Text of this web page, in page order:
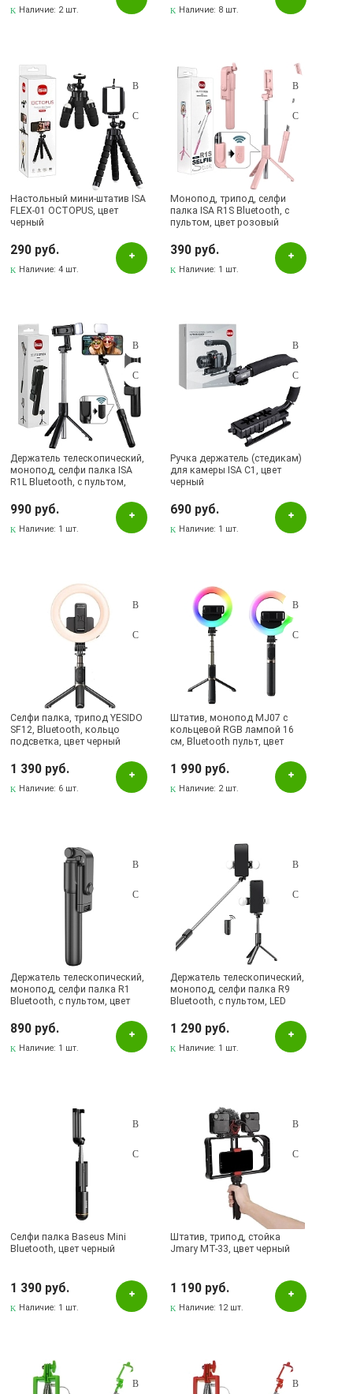
Бугульма, ул.Тукая, 70
Лениногорск, ул.Кутузова, 9А, (БРИЗ)
Октябрьский, пр-кт Ленина, 59/1 (ВЕРБА)
СКЛАД Бугульма, ул.Гафиатуллина, 45
Наличие: 2 шт. Наличие: 8 шт.
Настольный мини-штатив ISA
FLEX-01 OCTOPUS, цвет
черный
290 руб.
Наличие:4 шт.
Монопод, трипод, селфи
палка ISA R1S Bluetooth, с
пультом, цвет розовый
390 руб.
Наличие: 1 шт.
Держатель телескопический,
монопод, селфи палка ISA
R1L Bluetooth, с пультом,
990 руб.
Наличие: 1 шт.
Ручка держатель (стедикам)
для камеры ISA C1, цвет
черный
690 руб.
Наличие: 1 шт.
Селфи палка, трипод YESIDO
SF12, Bluetooth, кольцо
подсветка, цвет черный
1 390 руб.
Наличие: 6 шт.
Штатив, монопод MJ07 с
кольцевой RGB лампой 16
см, Bluetooth пульт, цвет
1 990 руб.
Наличие: 2 шт.
Держатель телескопический,
монопод, селфи палка R1
Bluetooth, с пультом, цвет
890 руб.
Наличие: 1 шт.
Держатель телескопический,
монопод, селфи палка R9
Bluetooth, с пультом, LED
1 290 руб.
Наличие: 1 шт.
Селфи палка Baseus Mini
Bluetooth, цвет черный
1 390 руб.
Наличие: 1 шт.
Штатив, трипод, стойка
Jmary MT-33, цвет черный
1 190 руб.
Наличие: 12 шт.